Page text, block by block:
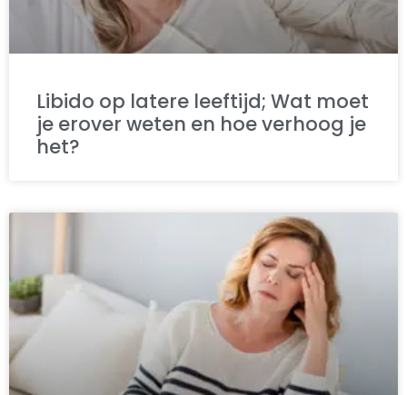
Libido op latere leeftijd; Wat moet
je erover weten en hoe verhoog je
het?